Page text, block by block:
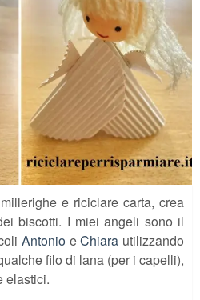
e riciclare carta, crea
biscotti. I miei angeli sono il
Antonio eChiara utilizzando
filo di lana (per i capelli),
elastici.